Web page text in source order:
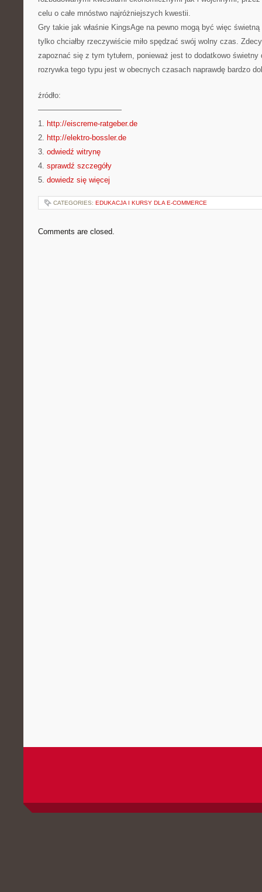
celu o całe mnóstwo najróżniejszych kwestii.
Gry takie jak właśnie KingsAge na pewno mogą być więc
tylko chciałby rzeczywiście miło spędzać swój wolny czas.
zapoznać się z tym tytułem, ponieważ jest to dodatkowo świetny
rozrywka tego typu jest w obecnych czasach naprawdę bardzo
źródło:
———————————
1. http://eiscreme-ratgeber.de
2. http://elektro-bossler.de
3. odwiedź witrynę
4. sprawdź szczegóły
5. dowiedz się więcej
CATEGORIES: EDUKACJA I KURSY DLA E-COMMERCE
Comments are closed.